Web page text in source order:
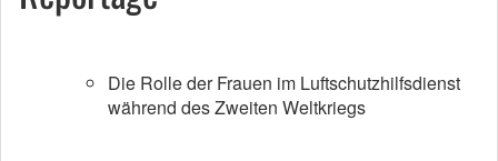
Die Rolle der Frauen im Luftschutzhilfsdienst
während des Zweiten Weltkriegs